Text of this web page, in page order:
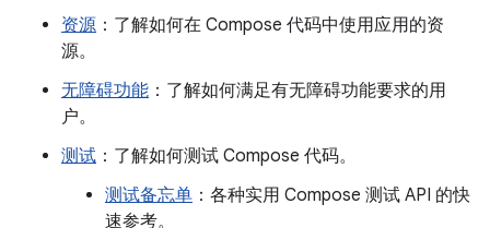
资源 ：了解如何在 Compose 代码中使用应用的资
源。
无障碍功能 ：了解如何满足有无障碍功能要求的用
户。
测试 ：了解如何测试 Compose 代码。
测试备忘单 ：各种实用 Compose 测试 API 的快
速参考。